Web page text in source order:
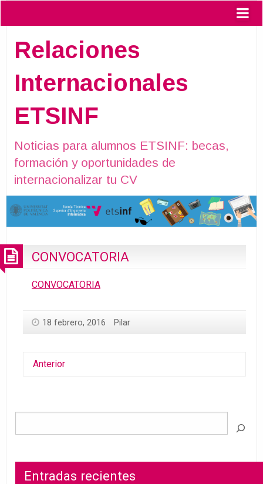
Relaciones
Internacionales
ETSINF
Noticias para alumnos ETSINF: becas,
formación y oportunidades de
internacionalizar tu CV
CONVOCATORIA
CONVOCATORIA
18 febrero, 2016 Pilar
Anterior
Entradas recientes